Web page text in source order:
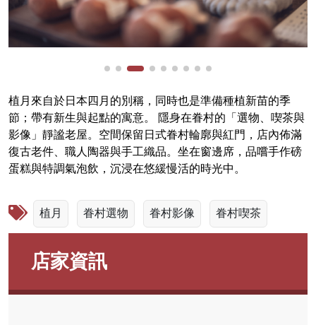
植月來自於日本四月的別稱，同時也是準備種植新苗的季
節；帶有新生與起點的寓意。 隱身在眷村的「選物、喫茶與
影像」靜謐老屋。空間保留日式眷村輪廓與紅門，店內佈滿
復古老件、職人陶器與手工織品。坐在窗邊席，品嚐手作磅
蛋糕與特調氣泡飲，沉浸在悠緩慢活的時光中。
植月 眷村選物 眷村影像 眷村喫茶
店家資訊